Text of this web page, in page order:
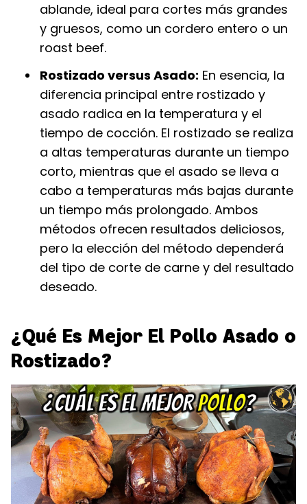
ablande, ideal para cortes más grandes
y gruesos, como un cordero entero o un
roast beef.
Rostizado versus Asado: En esencia, la
diferencia principal entre rostizado y
asado radica en la temperatura y el
tiempo de cocción. El rostizado se realiza
a altas temperaturas durante un tiempo
corto, mientras que el asado se lleva a
cabo a temperaturas más bajas durante
un tiempo más prolongado. Ambos
métodos ofrecen resultados deliciosos,
pero la elección del método dependerá
del tipo de corte de carne y del resultado
deseado.
¿Qué Es Mejor El Pollo Asado o
Rostizado?